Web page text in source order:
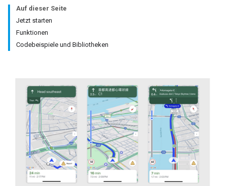
Auf dieser Seite
Jetzt starten
Funktionen
Codebeispiele und Bibliotheken